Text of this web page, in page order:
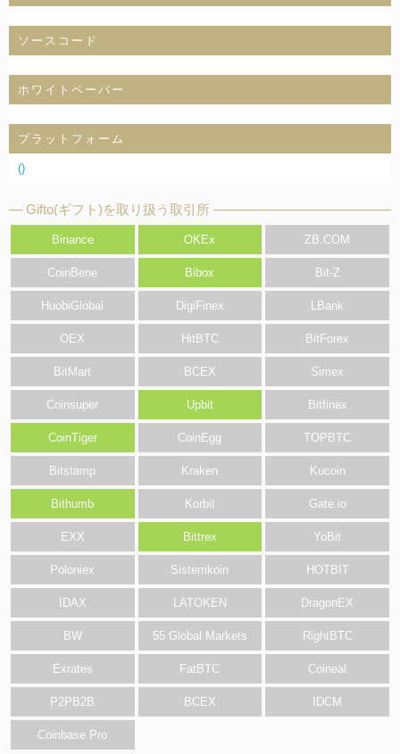
ソースコード
ホワイトペーパー
プラットフォーム
()
Gifto(ギフト)を取り扱う取引所
Binance OKEx ZB.COM
CoinBene Bibox Bit-Z
HuobiGlobal DigiFinex LBank
OEX HitBTC BitForex
BitMart BCEX Simex
Coinsuper Upbit Bitfinex
CoinTiger CoinEgg TOPBTC
Bitstamp Kraken Kucoin
Bithumb Korbit Gate.io
EXX Bittrex YoBit
Poloniex Sistemkoin HOTBIT
IDAX LATOKEN DragonEX
BW 55 Global Markets RightBTC
Exrates FatBTC Coineal
P2PB2B BCEX IDCM
Coinbase Pro